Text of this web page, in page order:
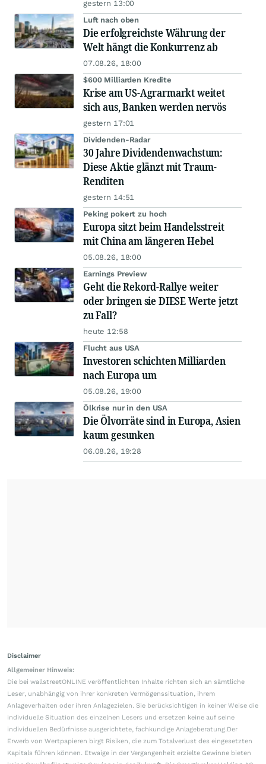
gestern 13:00
Luft nach oben
Die erfolgreichste Währung der
Welt hängt die Konkurrenz ab
07.08.26, 18:00
$600 Milliarden Kredite
Krise am US-Agrarmarkt weitet
sich aus, Banken werden nervös
gestern 17:01
Dividenden-Radar
30 Jahre Dividendenwachstum:
Diese Aktie glänzt mit Traum-
Renditen
gestern 14:51
Peking pokert zu hoch
Europa sitzt beim Handelsstreit
mit China am längeren Hebel
05.08.26, 18:00
Earnings Preview
Geht die Rekord-Rallye weiter
oder bringen sie DIESE Werte jetzt
zu Fall?
heute 12:58
Flucht aus USA
Investoren schichten Milliarden
nach Europa um
05.08.26, 19:00
Ölkrise nur in den USA
Die Ölvorräte sind in Europa, Asien
kaum gesunken
06.08.26, 19:28
Disclaimer
Allgemeiner Hinweis:
Die bei wallstreetONLINE veröffentlichten Inhalte richten sich an sämtliche
Leser, unabhängig von ihrer konkreten Vermögenssituation, ihrem
Anlageverhalten oder ihren Anlagezielen. Sie berücksichtigen in keiner Weise die
individuelle Situation des einzelnen Lesers und ersetzen keine auf seine
individuellen Bedürfnisse ausgerichtete, fachkundige Anlageberatung.Der
Erwerb von Wertpapieren birgt Risiken, die zum Totalverlust des eingesetzten
Kapitals führen können. Etwaige in der Vergangenheit erzielte Gewinne bieten